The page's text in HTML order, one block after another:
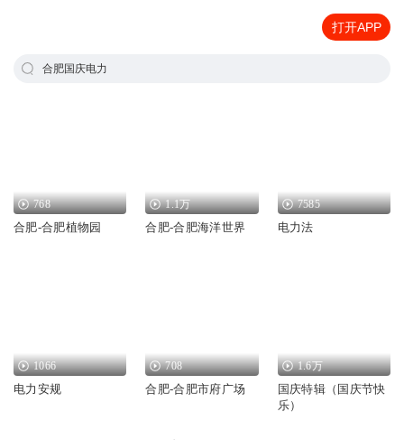
打开APP
合肥国庆电力
768
合肥-合肥植物园
1.1万
合肥-合肥海洋世界
7585
电力法
1066
电力安规
708
合肥-合肥市府广场
1.6万
国庆特辑（国庆节快
乐）